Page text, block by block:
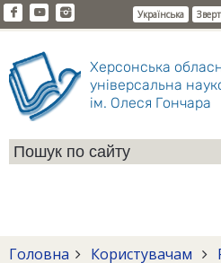
Українська
Херсонська
універсальна
ім. Олеся Гончара
Головна Користувачам